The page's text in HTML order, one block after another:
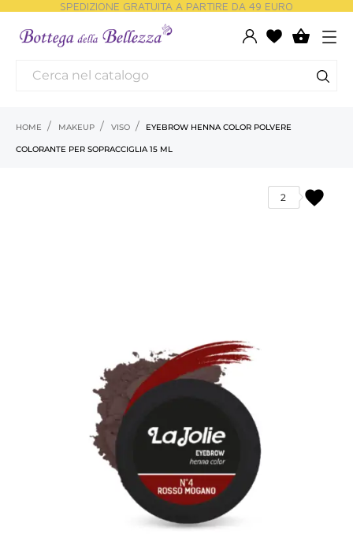
SPEDIZIONE GRATUITA A PARTIRE DA 49 EURO

HOME MAKEUP VISO EYEBROW HENNA COLOR POLVERE
COLORANTE PER SOPRACCIGLIA 15 ML
favorite
2